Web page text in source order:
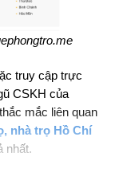
truy cập trực
CSKH của
mắc liên quan
nhà trọ Hồ Chí
nhất.